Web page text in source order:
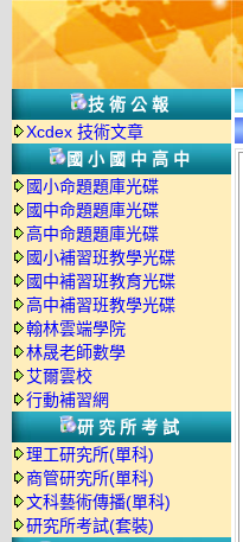
技術公報
Xcdex 技術文章
國小國中高中
國小命題題庫光碟
國中命題題庫光碟
高中命題題庫光碟
國小補習班教學光碟
國中補習班教育光碟
高中補習班教學光碟
翰林雲端學院
林晟老師數學
艾爾雲校
行動補習網
研究所考試
理工研究所(單科)
商管研究所(單科)
文科藝術傳播(單科)
研究所考試(套裝)